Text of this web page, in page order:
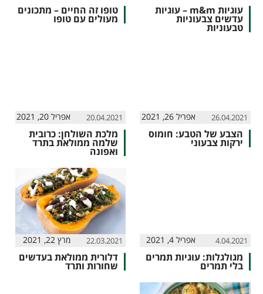
עוגיות m&m – עוגיות
עדשים צבעוניות
טבעוניות
טופו זה החיים – מתכונים
מעולים עם טופו
26.04.2021 אפריל 26, 2021
הצבע של הטבע: חומוס
ירקות צבעוני
20.04.2021 אפריל 20, 2021
מלכת השולחן: כרובית
שלמה ממולאת בתרד
ואפונה
4.04.2021 אפריל 4, 2021
מגולגלות: עוגיות תמרים
בלי תמרים
22.03.2021 מרץ 22, 2021
דלורית ממולאת בעדשים
שחורות ותרד